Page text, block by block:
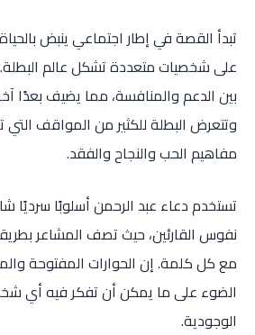
تبدأ القصة في إطار اجتماعي ينبض
على شخصيات متعددة تشكل عالم
بين الدعم والمنافسة، مما يضيف بعدًا
وتتعرض البطلة للكثير من المواقف التي
مفاهيم الحب والنجاح والفقد.
تستخدم دعاء عبد الرحمن أسلوبًا سرديًا
نفوس القارئين، حيث تصف المشاعر
مع كل كلمة. إن الحوارات المفتوحة
الضوء على ما يمكن أن تفكر فيه أي
الوجودية.